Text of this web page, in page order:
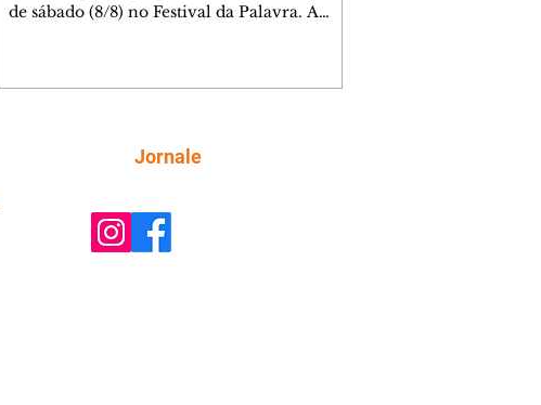
de sábado (8/8) no Festival da Palavra. A
minutos. Outras atrações, como mesas de
Confira AQUI os outros participantes. A De
Jornale